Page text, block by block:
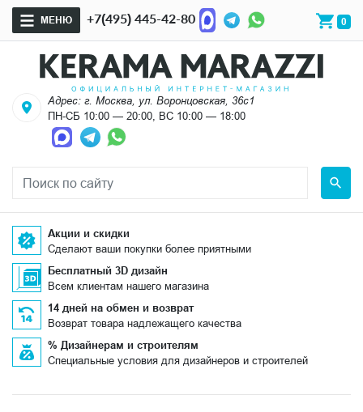
МЕНЮ +7(495) 445-42-80 0
Адрес: г. Москва, ул. Воронцовская, 36с1
ПН-СБ 10:00 — 20:00, ВС 10:00 — 18:00
Акции и скидки
Сделают ваши покупки более приятными
Бесплатный 3D дизайн
Всем клиентам нашего магазина
14 дней на обмен и возврат
Возврат товара надлежащего качества
% Дизайнерам и строителям
Специальные условия для дизайнеров и строителей